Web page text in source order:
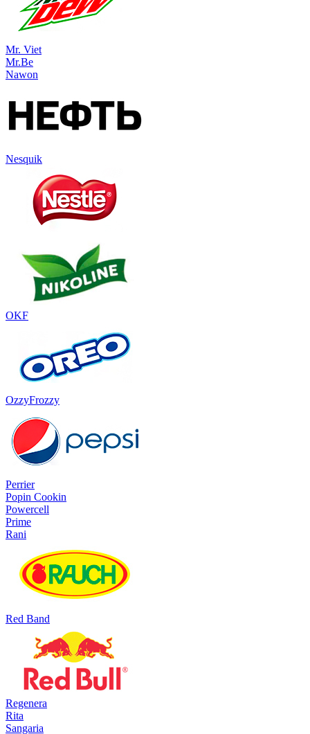
Mr. Viet
Mr.Be
Nawon
Nesquik
OKF
OzzyFrozzy
Perrier
Popin Cookin
Powercell
Prime
Rani
Red Band
Regenera
Rita
Sangaria